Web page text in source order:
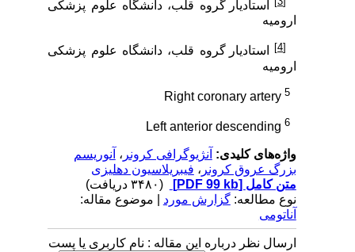
استادیار گروه قلب، دانشگاه علوم پزشکی
ارومیه
استادیار گروه قلب، دانشگاه علوم پزشکی
ارومیه
Right coronary artery
Left anterior descending
واژه‌های کلیدی:آنژیوگرافی کرونر، آنوریسم
بزرگ عروق کرونر، فیبریلاسیون دهلیزی
متن کامل[PDF 99 kb]
نوع مطالعه:گزارش مورد | موضوع مقاله:
آناتومی
ارسال نظر درباره این مقاله : نام کاربری یا پست